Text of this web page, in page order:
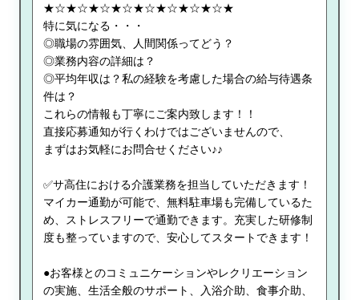
★☆★☆★☆★☆★☆★☆★☆★☆★
特に気になる・・・
◎職場の雰囲気、人間関係ってどう？
◎業務内容の詳細は？
◎平均年収は？私の経験を考慮した場合の給与待遇条
件は？
これらの情報も丁寧にご案内致します！！
直接応募通知が行くわけではございませんので、
まずはお気軽にお問合せください♪♪
✅サ高住における介護業務を担当していただきます！
マイカー通勤が可能で、無料駐車場も完備しているた
め、ストレスフリーで通勤できます。充実した研修制
度も整っていますので、安心してスタートできます！
●お客様とのコミュニケーションやレクリエーション
の実施、生活全般のサポート、入浴介助、食事介助、